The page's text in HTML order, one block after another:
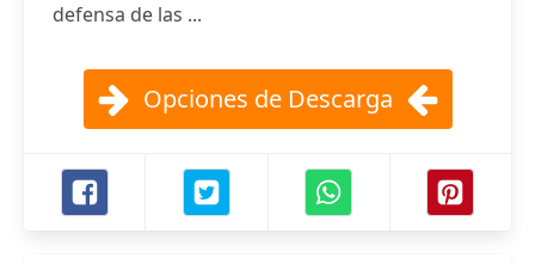
defensa de las ...
Opciones de Descarga